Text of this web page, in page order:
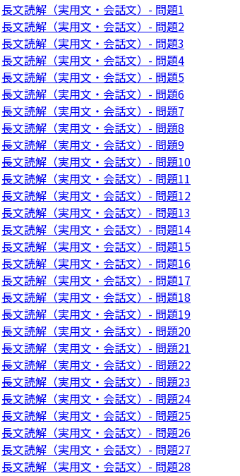
長文読解（実用文・会話文）- 問題1
長文読解（実用文・会話文）- 問題2
長文読解（実用文・会話文）- 問題3
長文読解（実用文・会話文）- 問題4
長文読解（実用文・会話文）- 問題5
長文読解（実用文・会話文）- 問題6
長文読解（実用文・会話文）- 問題7
長文読解（実用文・会話文）- 問題8
長文読解（実用文・会話文）- 問題9
長文読解（実用文・会話文）- 問題10
長文読解（実用文・会話文）- 問題11
長文読解（実用文・会話文）- 問題12
長文読解（実用文・会話文）- 問題13
長文読解（実用文・会話文）- 問題14
長文読解（実用文・会話文）- 問題15
長文読解（実用文・会話文）- 問題16
長文読解（実用文・会話文）- 問題17
長文読解（実用文・会話文）- 問題18
長文読解（実用文・会話文）- 問題19
長文読解（実用文・会話文）- 問題20
長文読解（実用文・会話文）- 問題21
長文読解（実用文・会話文）- 問題22
長文読解（実用文・会話文）- 問題23
長文読解（実用文・会話文）- 問題24
長文読解（実用文・会話文）- 問題25
長文読解（実用文・会話文）- 問題26
長文読解（実用文・会話文）- 問題27
長文読解（実用文・会話文）- 問題28